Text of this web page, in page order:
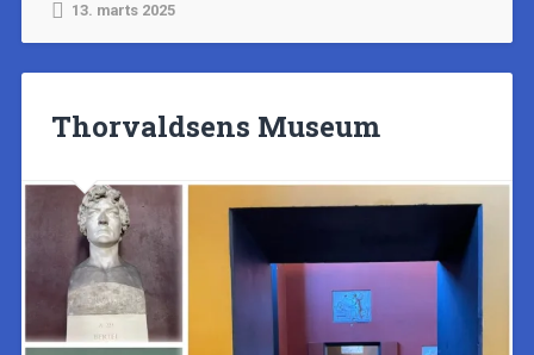
13. marts 2025
Thorvaldsens Museum